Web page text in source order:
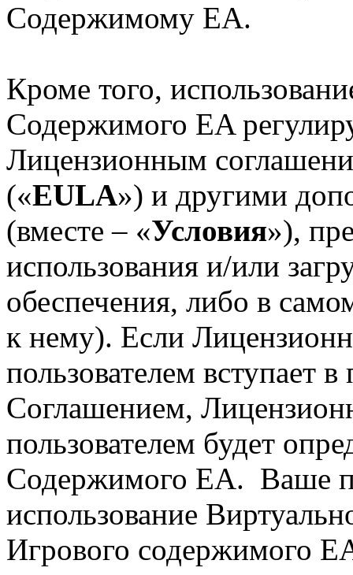
Содержимому EA.
Кроме того,
Содержимого EA
Лицензионным
(«EULA») и другими
(вместе – «Условия»),
использования и/или
обеспечения, либо в
к нему). Если
пользователем вступает
Соглашением,
пользователем будет
Содержимого EA. Ваше
использование
Игрового содержимого